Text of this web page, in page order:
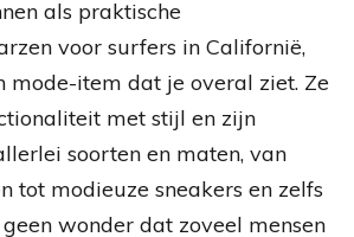
als praktische
voor surfers in Californië,
mode-item dat je overal ziet. Ze
met stijl en zijn
soorten en maten, van
tot modieuze sneakers en zelfs
wonder dat zoveel mensen